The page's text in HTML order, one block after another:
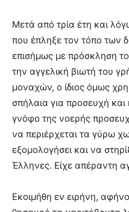
Μετά από τρία έτη και
που έπληξε τον τόπο των
επισήμως με πρόσκληση
την αγγελική βιωτή του
μοναχών, ο ίδιος όμως
σπήλαια για προσευχή
γνόφο της νοερής
να περιέρχεται τα γύρω
εξομολογήσει και να
Έλληνες. Είχε απέραντη
Εκοιμήθη εν ειρήνη,